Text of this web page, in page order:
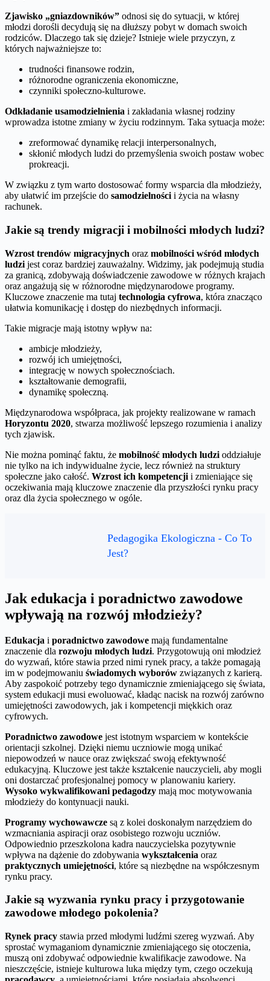
Zjawisko „gniazdowników” odnosi się do sytuacji, w której
młodzi dorośli decydują się na dłuższy pobyt w domach swoich
rodziców. Dlaczego tak się dzieje? Istnieje wiele przyczyn, z
których najważniejsze to:
trudności finansowe rodzin,
różnorodne ograniczenia ekonomiczne,
czynniki społeczno-kulturowe.
Odkładanie usamodzielnienia i zakładania własnej rodziny
wprowadza istotne zmiany w życiu rodzinnym. Taka sytuacja może:
zreformować dynamikę relacji interpersonalnych,
skłonić młodych ludzi do przemyślenia swoich postaw wobec
prokreacji.
W związku z tym warto dostosować formy wsparcia dla młodzieży,
aby ułatwić im przejście do samodzielnościi życia na własny
rachunek.
Jakie są trendy migracji i mobilności młodych ludzi?
Wzrost trendów migracyjnych oraz mobilności wśród młodych
ludzi jest coraz bardziej zauważalny. Widzimy, jak podejmują studia
za granicą, zdobywają doświadczenie zawodowe w różnych krajach
oraz angażują się w różnorodne międzynarodowe programy.
Kluczowe znaczenie ma tutaj technologia cyfrowa, która znacząco
ułatwia komunikację i dostęp do niezbędnych informacji.
Takie migracje mają istotny wpływ na:
ambicje młodzieży,
rozwój ich umiejętności,
integrację w nowych społecznościach.
kształtowanie demografii,
dynamikę społeczną.
Międzynarodowa współpraca, jak projekty realizowane w ramach
Horyzontu 2020, stwarza możliwość lepszego rozumienia i analizy
tych zjawisk.
Nie można pominąć faktu, że mobilność młodych ludzi oddziałuje
nie tylko na ich indywidualne życie, lecz również na struktury
społeczne jako całość. Wzrost ich kompetencji i zmieniające się
oczekiwania mają kluczowe znaczenie dla przyszłości rynku pracy
oraz dla życia społecznego w ogóle.
Pedagogika Ekologiczna - Co To
Jest?
Jak edukacja i poradnictwo zawodowe
wpływają na rozwój młodzieży?
Edukacja i poradnictwo zawodowe mają fundamentalne
znaczenie dla rozwoju młodych ludzi. Przygotowują oni młodzież
do wyzwań, które stawia przed nimi rynek pracy, a także pomagają
im w podejmowaniu świadomych wyborów związanych z karierą.
Aby zaspokoić potrzeby tego dynamicznie zmieniającego się świata,
system edukacji musi ewoluować, kładąc nacisk na rozwój zarówno
umiejętności zawodowych, jak i kompetencji miękkich oraz
cyfrowych.
Poradnictwo zawodowe jest istotnym wsparciem w kontekście
orientacji szkolnej. Dzięki niemu uczniowie mogą unikać
niepowodzeń w nauce oraz zwiększać swoją efektywność
edukacyjną. Kluczowe jest także kształcenie nauczycieli, aby mogli
oni dostarczać profesjonalnej pomocy w planowaniu kariery.
Wysoko wykwalifikowani pedagodzy mają moc motywowania
młodzieży do kontynuacji nauki.
Programy wychowawcze są z kolei doskonałym narzędziem do
wzmacniania aspiracji oraz osobistego rozwoju uczniów.
Odpowiednio przeszkolona kadra nauczycielska pozytywnie
wpływa na dążenie do zdobywania wykształcenia oraz
praktycznych umiejętności, które są niezbędne na współczesnym
rynku pracy.
Jakie są wyzwania rynku pracy i przygotowanie
zawodowe młodego pokolenia?
Rynek pracy stawia przed młodymi ludźmi szereg wyzwań. Aby
sprostać wymaganiom dynamicznie zmieniającego się otoczenia,
muszą oni zdobywać odpowiednie kwalifikacje zawodowe. Na
nieszczęście, istnieje kulturowa luka między tym, czego oczekują